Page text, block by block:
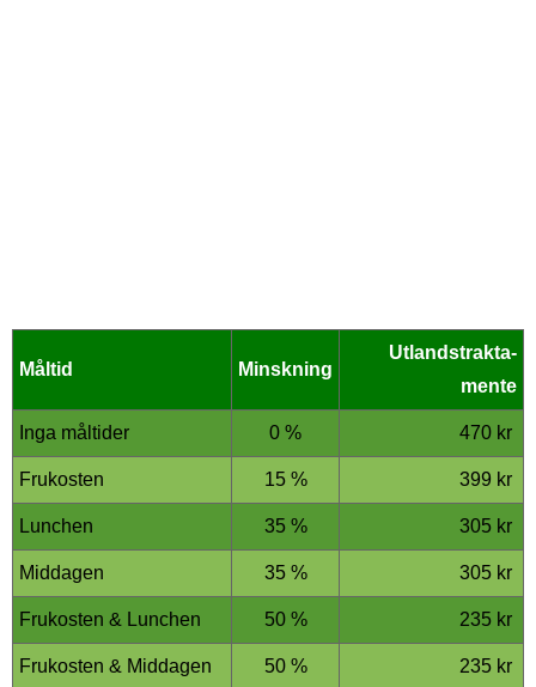
Måltid Minskning
Utlands­trakta­
mente
Inga måltider 0 % 470 kr
Frukosten 15 % 399 kr
Lunchen 35 % 305 kr
Middagen 35 % 305 kr
Frukosten & Lunchen 50 % 235 kr
Frukosten & Middagen 50 % 235 kr